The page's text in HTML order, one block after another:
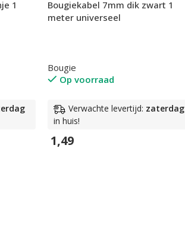
1
Bougiekabel 7mm dik zwart 1
meter universeel
Bougie
Op voorraad
Verwachte levertijd: zaterdag
in huis!
1,49